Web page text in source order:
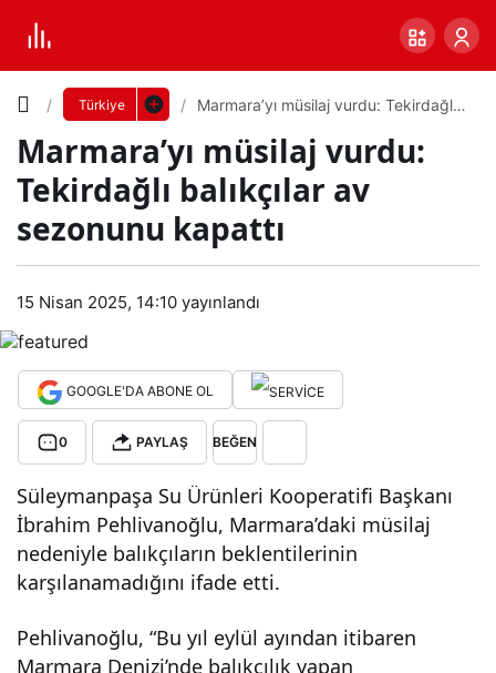
Türkiye
Marmara’yı müsilaj vurdu: Tekirdağlı
Marmara’yı müsilaj vurdu:
Tekirdağlı balıkçılar av
sezonunu kapattı
15 Nisan 2025, 14:10 yayınlandı
GOOGLE'DA ABONE OL
0 PAYLAŞ BEĞEN
Süleymanpaşa Su Ürünleri Kooperatifi Başkanı
İbrahim Pehlivanoğlu, Marmara’daki müsilaj
nedeniyle balıkçıların beklentilerinin
karşılanamadığını ifade etti.
Pehlivanoğlu, “Bu yıl eylül ayından itibaren
Marmara Denizi’nde balıkçılık yapan
Mar
mar
a’yı
müs
vur
du:
Yazı
Boyutunu
Ayarla
Varsayılana
0 PAYLAŞ